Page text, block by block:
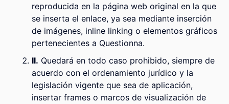
reproducida en la página web original en la que
se inserta el enlace, ya sea mediante inserción
de imágenes, inline linking o elementos gráficos
pertenecientes a Questionna.
II. Quedará en todo caso prohibido, siempre de
acuerdo con el ordenamiento jurídico y la
legislación vigente que sea de aplicación,
insertar frames o marcos de visualización de